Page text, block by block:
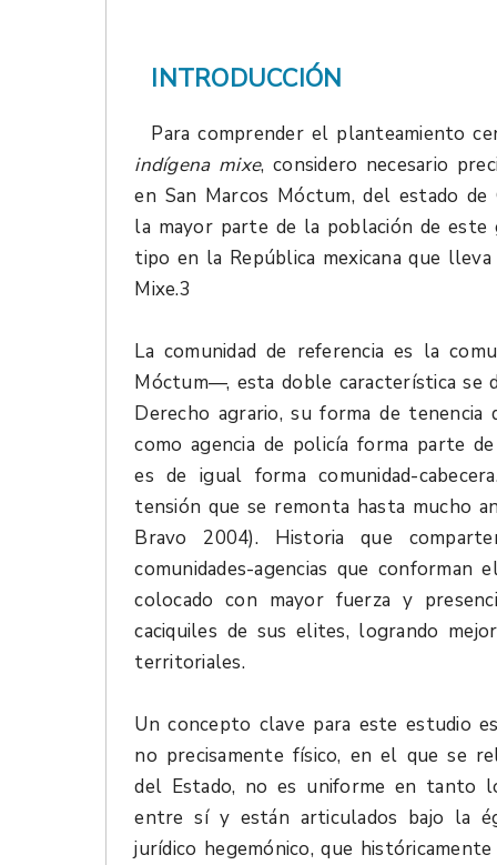
INTRODUCCIÓN
Para comprender el planteamiento
indígena mixe, considero necesario
en San Marcos Móctum, del estado
la mayor parte de la población de
tipo en la República mexicana que
Mixe.3
La comunidad de referencia es la
Móctum—, esta doble característica se
Derecho agrario, su forma de
como agencia de policía forma parte
es de igual forma comunidad-
tensión que se remonta hasta mucho
Bravo 2004). Historia que
comunidades-agencias que
colocado con mayor fuerza y
caciquiles de sus elites, logrando
territoriales.
Un concepto clave para este estudio
no precisamente físico, en el que se
del Estado, no es uniforme en tanto
entre sí y están articulados bajo la
jurídico hegemónico, que